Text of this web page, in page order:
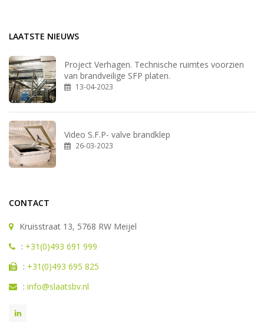
LAATSTE NIEUWS
Project Verhagen. Technische ruimtes voorzien
van brandveilige SFP platen.
13-04-2023
Video S.F.P- valve brandklep
26-03-2023
CONTACT
Kruisstraat 13, 5768 RW Meijel
: +31(0)493 691 999
: +31(0)493 695 825
: info@slaatsbv.nl